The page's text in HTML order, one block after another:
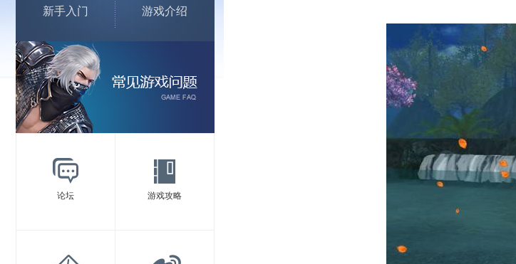
新手入门 游戏介绍
论坛 游戏攻略